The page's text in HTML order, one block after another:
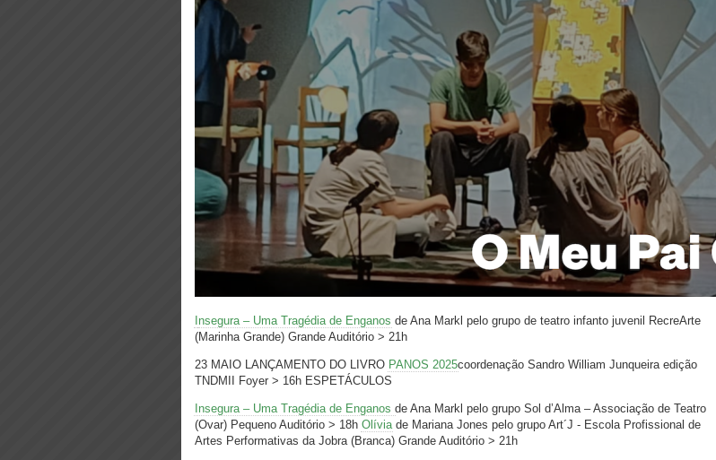
nsegura – Uma Tragédia de Enganos de Ana Markl pelo grupo de teatro infanto juvenil RecreArte
(Marinha Grande) Grande Auditório > 21h
23 MAIO LANÇAMENTO DO LIVRO PANOS 2025coordenação Sandro William Junqueira edição
TNDMII Foyer > 16h ESPETÁCULOS
Insegura – Uma Tragédia de Enganos de Ana Markl pelo grupo Sol d’Alma – Associação de Teatro
(Ovar) Pequeno Auditório > 18h Olíviade Mariana Jones pelo grupo Art´J - Escola Profissional de
Artes Performativas da Jobra (Branca) Grande Auditório > 21h